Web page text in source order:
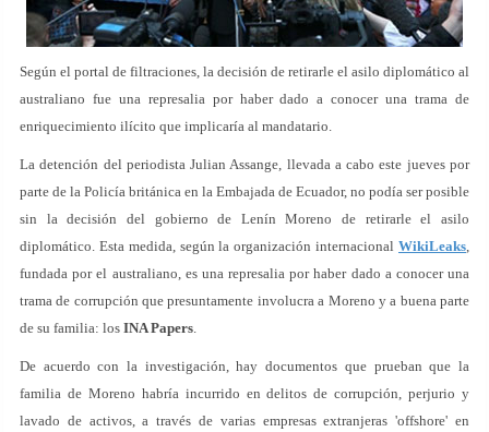
Según el portal de filtraciones, la decisión de retirarle el asilo diplomático al
australiano fue una represalia por haber dado a conocer una trama de
enriquecimiento ilícito que implicaría al mandatario.
La detención del periodista Julian Assange, llevada a cabo este jueves por
parte de la Policía británica en la Embajada de Ecuador, no podía ser posible
sin la decisión del gobierno de Lenín Moreno de retirarle el asilo
diplomático. Esta medida, según la organización internacional WikiLeaks,
fundada por el australiano, es una represalia por haber dado a conocer una
trama de corrupción que presuntamente involucra a Moreno y a buena parte
de su familia: los INA Papers.
De acuerdo con la investigación, hay documentos que prueban que la
familia de Moreno habría incurrido en delitos de corrupción, perjurio y
lavado de activos, a través de varias empresas extranjeras 'offshore' en